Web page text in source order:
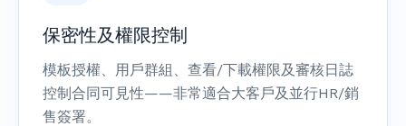
保密性及權限控制
模板授權、用戶群組、查看/下載權限及審核日誌
控制合同可見性——非常適合大客戶及並行HR/銷
售簽署。